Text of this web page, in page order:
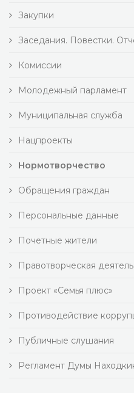
Закупки
Заседания. Повестки.
Комиссии
Молодежный парламент
Муниципальная служба
Нацпроекты
Нормотворчество
Обращения граждан
Персональные данные
Почетные жители
Правотворческая
Проект «Семья плюс»
Противодействие
Публичные слушания
Регламент Думы